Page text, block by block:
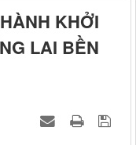
KHỞI
LAI BỀN